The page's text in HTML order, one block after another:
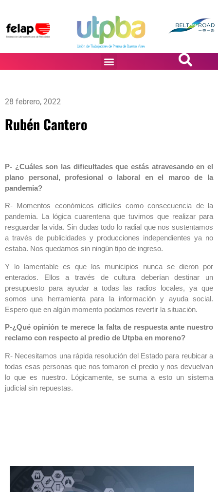
28 febrero, 2022
Rubén Cantero
P- ¿Cuáles son las dificultades que estás atravesando en el
plano personal, profesional o laboral en el marco de la
pandemia?
R- Momentos económicos difíciles como consecuencia de la
pandemia. La lógica cuarentena que tuvimos que realizar para
resguardar la vida. Sin dudas todo lo radial que nos sustentamos
a través de publicidades y producciones independientes ya no
estaba. Nos quedamos sin ningún tipo de ingreso.
Y lo lamentable es que los municipios nunca se dieron por
enterados. Ellos a través de cultura deberían destinar un
presupuesto para ayudar a todas las radios locales, ya que
somos una herramienta para la información y ayuda social.
Espero que en algún momento podamos revertir la situación.
P-¿Qué opinión te merece la falta de respuesta ante nuestro
reclamo con respecto al predio de Utpba en moreno?
R- Necesitamos una rápida resolución del Estado para reubicar a
todas esas personas que nos tomaron el predio y nos devuelvan
lo que es nuestro. Lógicamente, se suma a esto un sistema
judicial sin repuestas.